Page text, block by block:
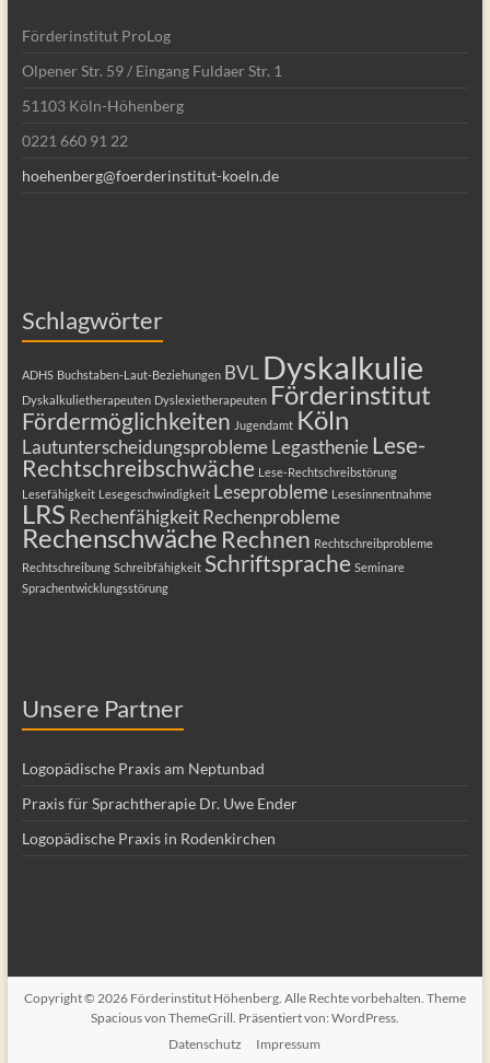
Förderinstitut ProLog
Olpener Str. 59 / Eingang Fuldaer Str. 1
51103 Köln-Höhenberg
0221 660 91 22
hoehenberg@foerderinstitut-koeln.de
Schlagwörter
ADHS Buchstaben-Laut-Beziehungen BVL Dyskalkulie
Dyskalkulietherapeuten Dyslexietherapeuten Förderinstitut
Fördermöglichkeiten Jugendamt Köln
Lautunterscheidungsprobleme Legasthenie Lese-
Rechtschreibschwäche Lese-Rechtschreibstörung
Lesefähigkeit Lesegeschwindigkeit Leseprobleme Lesesinnentnahme
LRS Rechenfähigkeit Rechenprobleme
Rechenschwäche Rechnen Rechtschreibprobleme
Rechtschreibung Schreibfähigkeit Schriftsprache Seminare
Sprachentwicklungsstörung
Unsere Partner
Logopädische Praxis am Neptunbad
Praxis für Sprachtherapie Dr. Uwe Ender
Logopädische Praxis in Rodenkirchen
Copyright © 2026 Förderinstitut Höhenberg. Alle Rechte vorbehalten. Theme
Spaciousvon ThemeGrill. Präsentiert von: WordPress.
Datenschutz
Impressum